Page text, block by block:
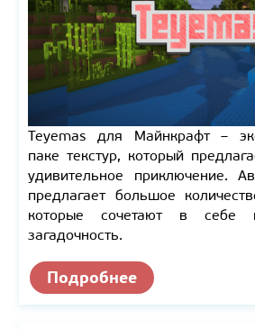
Teyemas для Майнкрафт –
паке текстур, который
удивительное приключение.
предлагает большое
которые сочетают в себе
загадочность.
Подробнее